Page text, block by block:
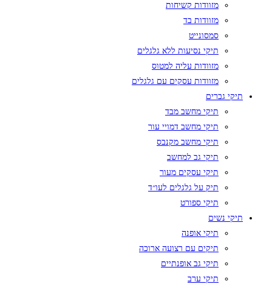
מזוודות קשיחות
מזוודות בד
סמסונייט
תיקי נסיעות ללא גלגלים
מזוודות עליה למטוס
מזוודות עסקים עם גלגלים
תיקי גברים
תיקי מחשב מבד
תיקי מחשב דמויי עור
תיקי מחשב מקנבס
תיקי גב למחשב
תיקי עסקים מעור
תיק על גלגלים לעו״ד
תיקי ספורט
תיקי נשים
תיקי אופנה
תיקים עם רצועה ארוכה
תיקי גב אופנתיים
תיקי ערב